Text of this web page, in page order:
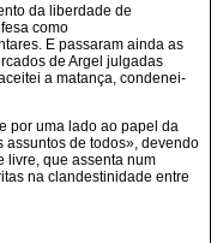
da liberdade de
como
E passaram ainda as
de Argel julgadas
a matança, condenei-
por uma lado ao papel da
assuntos de todos», devendo
livre, que assenta num
na clandestinidade entre